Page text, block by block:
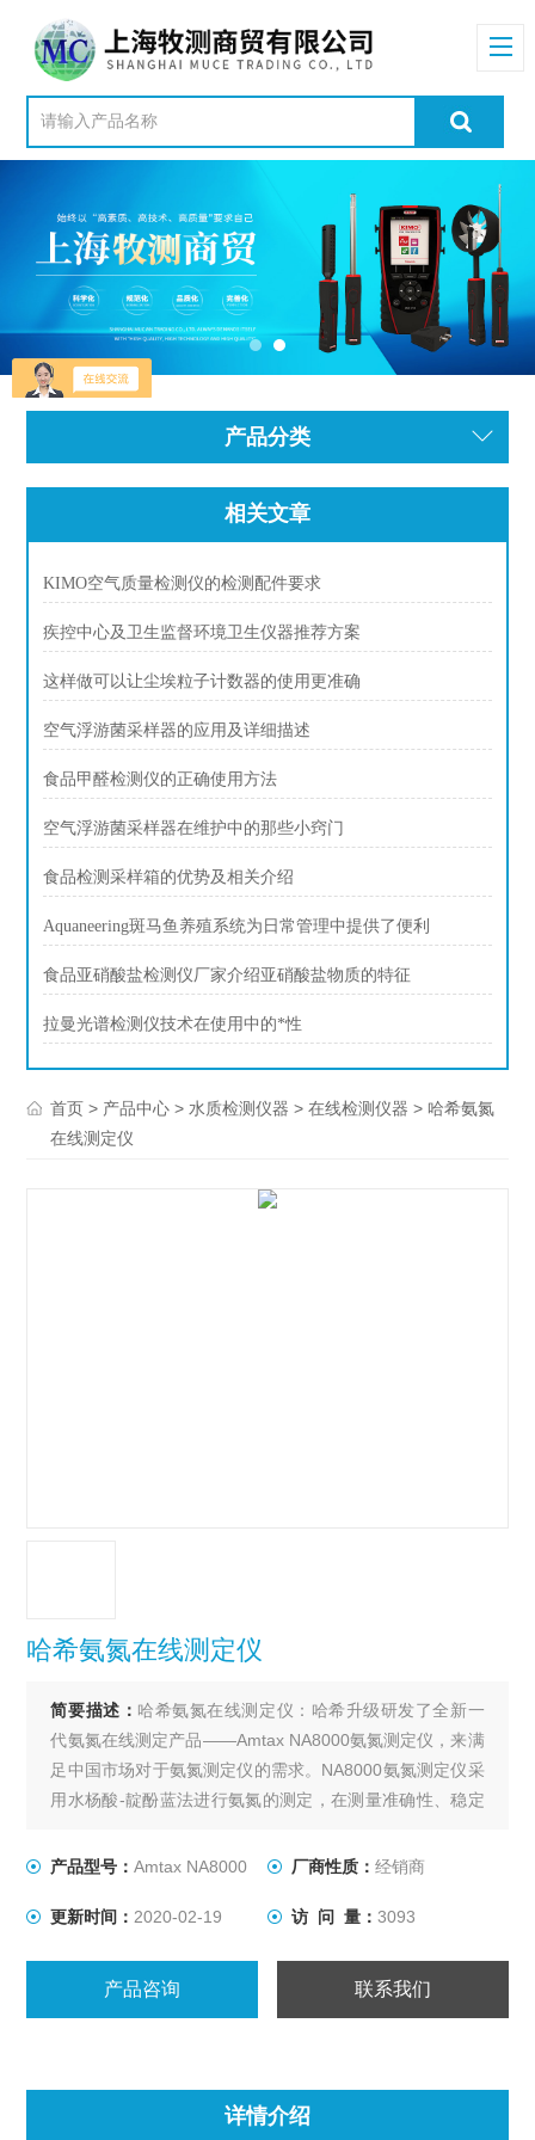
产品分类
相关文章
KIMO空气质量检测仪的检测配件要求
疾控中心及卫生监督环境卫生仪器推荐方案
这样做可以让尘埃粒子计数器的使用更准确
空气浮游菌采样器的应用及详细描述
食品甲醛检测仪的正确使用方法
空气浮游菌采样器在维护中的那些小窍门
食品检测采样箱的优势及相关介绍
Aquaneering斑马鱼养殖系统为日常管理中提供了便利
食品亚硝酸盐检测仪厂家介绍亚硝酸盐物质的特征
拉曼光谱检测仪技术在使用中的*性
首页 > 产品中心 > 水质检测仪器 >在线检测仪器 > 哈希氨氮
在线测定仪
哈希氨氮在线测定仪
简要描述： 哈希氨氮在线测定仪：哈希升级研发了全新一
代氨氮在线测定产品——Amtax NA8000氨氮测定仪，来满
足中国市场对于氨氮测定仪的需求。NA8000氨氮测定仪采
用水杨酸-靛酚蓝法进行氨氮的测定，在测量准确性、稳定
双光程比色皿设计（专号：ZL201720404712.9），4档量
形显示。
产品型号：Amtax NA8000 厂商性质： 经销商
更新时间： 2020-02-19 访 问 量： 3093
产品咨询 联系我们
详情介绍